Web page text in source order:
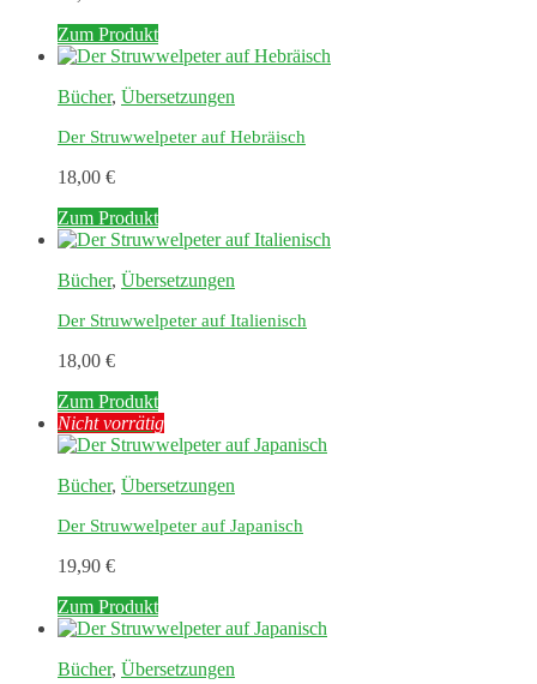
Zum Produkt
Bücher, Übersetzungen
Der Struwwelpeter auf Hebräisch
18,00 €
Zum Produkt
Bücher, Übersetzungen
Der Struwwelpeter auf Italienisch
18,00 €
Zum Produkt
Nicht vorrätig
Bücher, Übersetzungen
Der Struwwelpeter auf Japanisch
19,90 €
Zum Produkt
Bücher, Übersetzungen